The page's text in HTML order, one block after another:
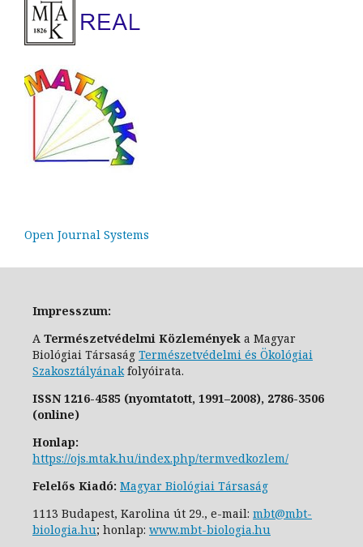
Open Journal Systems
Impresszum:
A Természetvédelmi Közlemények a Magyar
Biológiai Társaság Természetvédelmi és Ökológiai
Szakosztályánakfolyóirata.
ISSN1216-4585 (nyomtatott, 1991–2008), 2786-3506
(online)
Honlap:
https://ojs.mtak.hu/index.php/termvedkozlem/
Felelős Kiadó: Magyar Biológiai Társaság
1113 Budapest, Karolina út 29., e-mail: mbt@mbt-
biologia.hu; honlap: www.mbt-biologia.hu